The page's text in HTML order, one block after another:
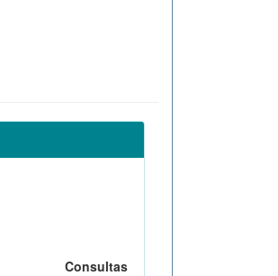
Consultas